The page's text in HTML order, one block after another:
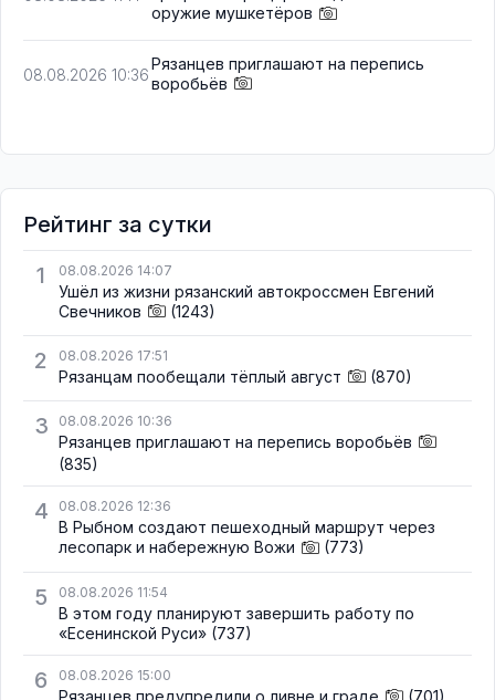
оружие мушкетёров
08.08.2026 10:36
Рязанцев приглашают на перепись
воробьёв
Рейтинг за сутки
1
08.08.2026 14:07
Ушёл из жизни рязанский автокроссмен Евгений
Свечников
(1243)
2 08.08.2026 17:51
Рязанцам пообещали тёплый август (870)
3 08.08.2026 10:36
Рязанцев приглашают на перепись воробьёв
(835)
4 08.08.2026 12:36
В Рыбном создают пешеходный маршрут через
лесопарк и набережную Вожи
(773)
5 08.08.2026 11:54
В этом году планируют завершить работу по
«Есенинской Руси» (737)
6 08.08.2026 15:00
Рязанцев предупредили о ливне и граде (701)